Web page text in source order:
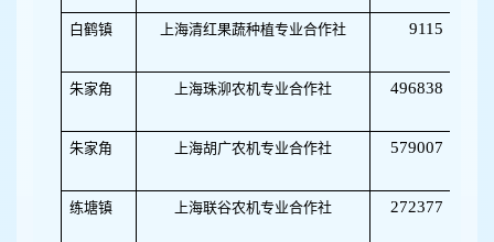
白鹤镇 上海清红果蔬种植专业合作社 9115
朱家角 上海珠泖农机专业合作社 496838
朱家角 上海胡广农机专业合作社 579007
练塘镇 上海联谷农机专业合作社 272377